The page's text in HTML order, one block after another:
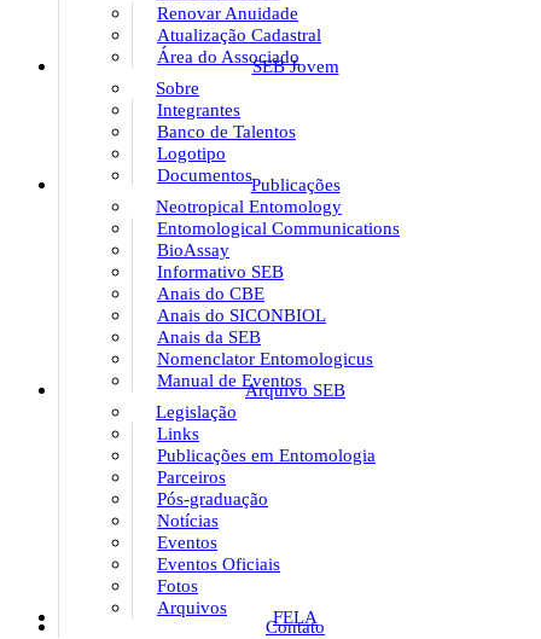
Renovar Anuidade
Atualização Cadastral
Área do Associado
SEB Jovem
Sobre
Integrantes
Banco de Talentos
Logotipo
DocumentosPublicações
Neotropical Entomology
Entomological Communications
BioAssay
Informativo SEB
Anais do CBE
Anais do SICONBIOL
Anais da SEB
Nomenclator Entomologicus
Manual de Eventos
Arquivo SEB
Legislação
Links
Publicações em Entomologia
Parceiros
Pós-graduação
Notícias
Eventos
Eventos Oficiais
Fotos
Arquivos
FELA
Contato